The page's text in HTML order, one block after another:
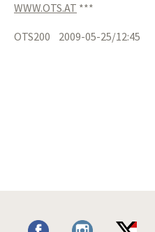
WWW.OTS.AT ***
OTS200 2009-05-25/12:45